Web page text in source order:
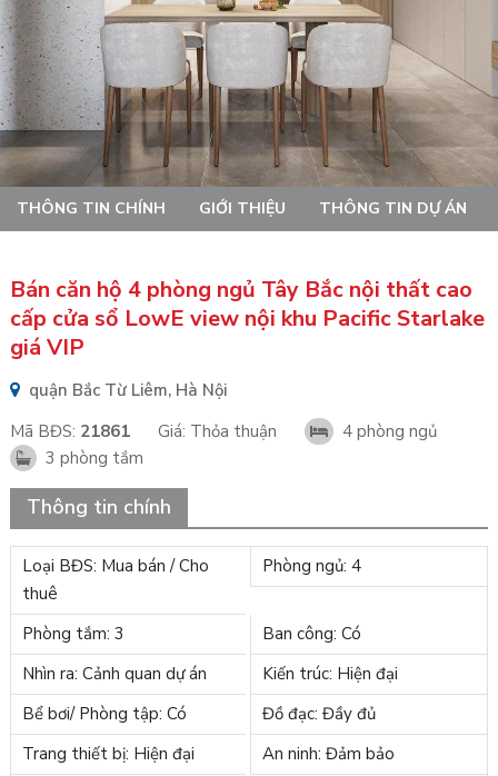
THÔNG TIN CHÍNH GIỚI THIỆU THÔNG TIN DỰ ÁN
Bán căn hộ 4 phòng ngủ Tây Bắc nội thất cao
cấp cửa sổ LowE view nội khu Pacific Starlake
giá VIP
quận Bắc Từ Liêm, Hà Nội
Mã BĐS: 21861 Giá: Thỏa thuận
4 phòng ngủ
3 phòng tắm
Thông tin chính
Loại BĐS: Mua bán / Cho
thuê
Phòng ngủ: 4
Phòng tắm: 3
Ban công: Có
Nhìn ra: Cảnh quan dự án
Kiến trúc: Hiện đại
Bể bơi/ Phòng tập: Có
Đồ đạc: Đầy đủ
Trang thiết bị: Hiện đại
An ninh: Đảm bảo